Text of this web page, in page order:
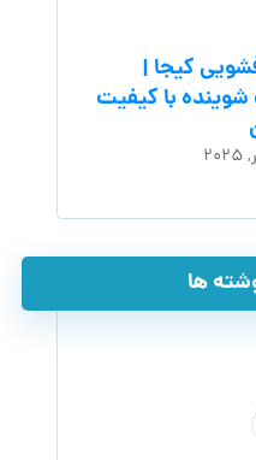
کیجا |
با کیفیت
ها